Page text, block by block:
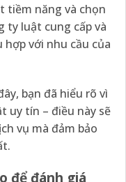
tiềm năng và chọn
ty luật cung cấp và
hợp với nhu cầu của
bạn đã hiểu rõ vì
uy tín – điều này sẽ
vụ mà đảm bảo
để đánh giá